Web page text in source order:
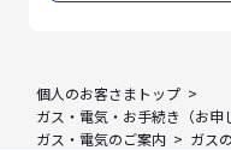
個人のお客さまトップ
ガス・電気・お手続き（お申
ガス・電気のご案内
ガス